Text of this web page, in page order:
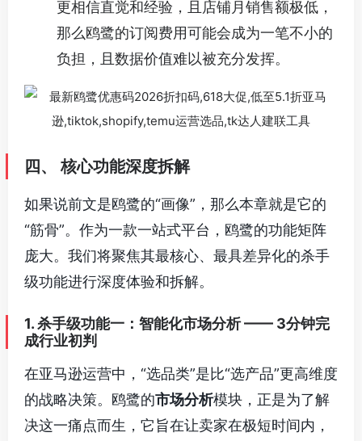
更相信直觉和经验，且店铺月销售额极低，
那么鸥鹭的订阅费用可能会成为一笔不小的
负担，且数据价值难以被充分发挥。
四、 核心功能深度拆解
如果说前文是鸥鹭的“画像”，那么本章就是它的
“筋骨”。作为一款一站式平台，鸥鹭的功能矩阵
庞大。我们将聚焦其最核心、最具差异化的杀手
级功能进行深度体验和拆解。
1. 杀手级功能一：智能化市场分析 —— 3分钟完
成行业初判
在亚马逊运营中，“选品类”是比“选产品”更高维度
的战略决策。鸥鹭的市场分析模块，正是为了解
决这一痛点而生，它旨在让卖家在极短时间内，